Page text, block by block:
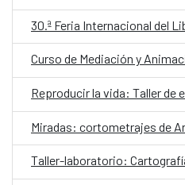
30.ª Feria Internacional del